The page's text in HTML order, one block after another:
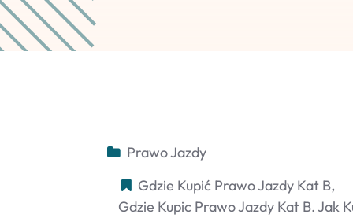
Prawo Jazdy
Gdzie Kupić Prawo Jazdy Kat B
Gdzie Kupic Prawo Jazdy Kat B. Jak